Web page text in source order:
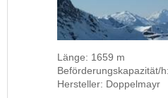
Länge: 1659 m
Beförderungskapazität/
Hersteller: Doppelmayr